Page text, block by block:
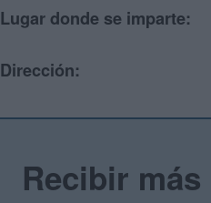
Lugar donde se imparte:
Dirección:
Recibir